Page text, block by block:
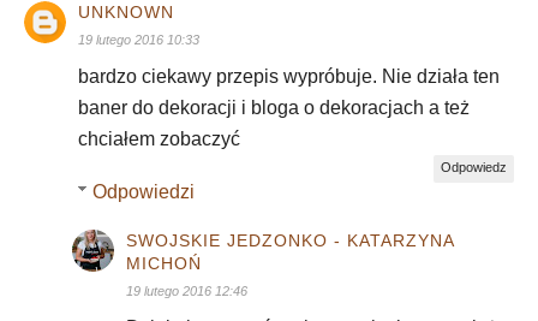
UNKNOWN
19 lutego 2016 10:33
bardzo ciekawy przepis wypróbuje. Nie działa ten
baner do dekoracji i bloga o dekoracjach a też
chciałem zobaczyć
Odpowiedz
Odpowiedzi
SWOJSKIE JEDZONKO - KATARZYNA
MICHOŃ
19 lutego 2016 12:46